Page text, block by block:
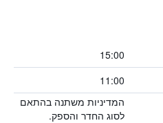
15:00
11:00
המדיניות משתנה בהתאם
לסוג החדר והספק.